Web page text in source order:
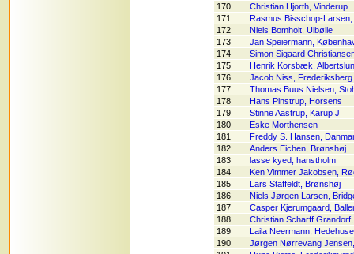
170
Christian Hjorth, Vinderup
171
Rasmus Bisschop-Larsen,
172
Niels Bomholt, Ulbølle
173
Jan Speiermann,
174
Simon Sigaard
175
Henrik Korsbæk,
176
Jacob Niss, Frederiksberg
177
Thomas Buus Nielsen,
178
Hans Pinstrup, Horsens
179
Stinne Aastrup, Karup J
180
Eske Morthensen
181
Freddy S. Hansen,
182
Anders Eichen, Brønshøj
183
lasse kyed, hanstholm
184
Ken Vimmer Jakobsen,
185
Lars Staffeldt, Brønshøj
186
Niels Jørgen Larsen,
187
Casper Kjerumgaard,
188
Christian Scharff
189
Laila Neermann,
190
Jørgen Nørrevang